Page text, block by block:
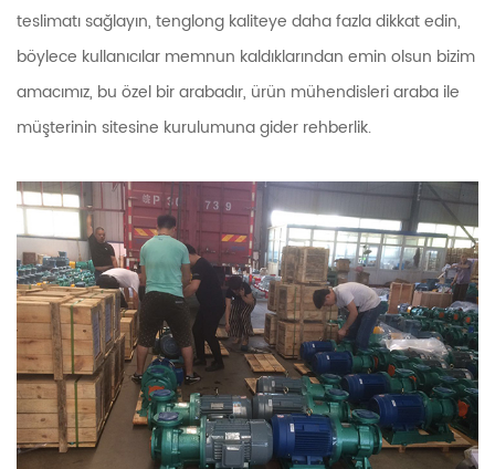
teslimatı sağlayın, tenglong kaliteye daha fazla dikkat edin,
böylece kullanıcılar memnun kaldıklarından emin olsun bizim
amacımız, bu özel bir arabadır, ürün mühendisleri araba ile
müşterinin sitesine kurulumuna gider rehberlik.